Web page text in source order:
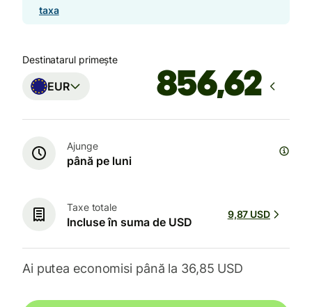
taxa
Destinatarul primește
EUR
Ajunge
până pe luni
Taxe totale
Incluse în suma de USD
9,87 USD
Ai putea economisi până la 36,85 USD